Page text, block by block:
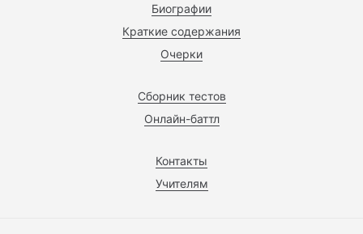
Биографии
Краткие содержания
Очерки
Сборник тестов
Онлайн-баттл
Контакты
Учителям